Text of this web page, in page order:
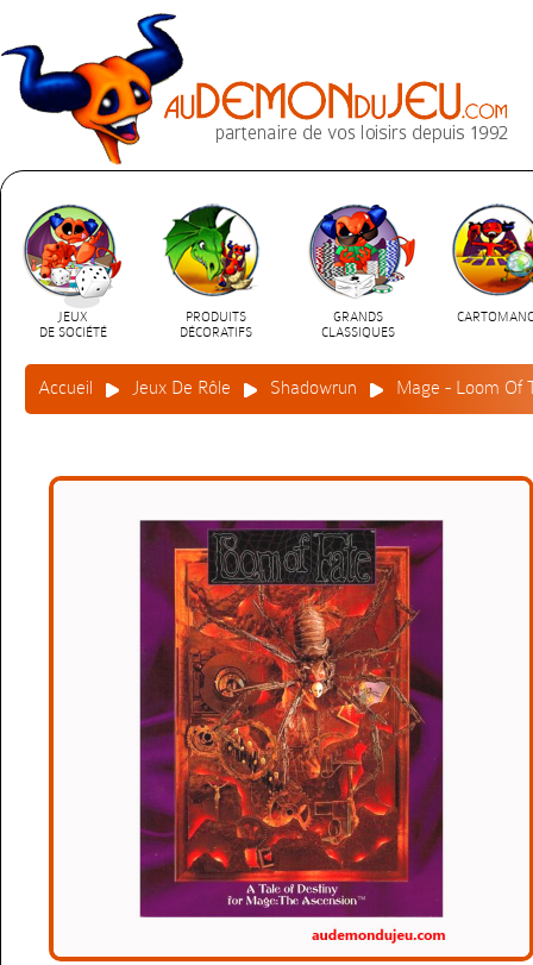
JEUX
DE SOCIÉTÉ
PRODUITS
DÉCORATIFS
GRANDS
CLASSIQUES
Accueil Jeux De Rôle Shadowrun Mage - Loom Of